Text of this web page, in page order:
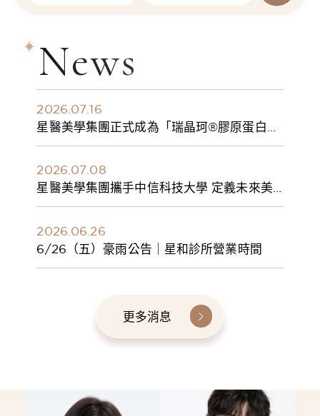
News
2026.07.16
星醫美學集團正式成為「瑞晶珂®膠原蛋白植
入劑」台灣獨家總代理
2026.07.08
星醫美學集團攜手中信科技大學 定義未來美
學人才新標準 建構健康美學產學共育模式 串
2026.06.26
6/26（五）豪雨公告｜星和診所營業時間
更多消息